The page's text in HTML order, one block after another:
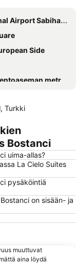
Sabiha Gokcen
Side
metroasema
Station
Camii
Parki
Turkki
Bostanci
uima-allas?
La Cielo Suites
pysäköintiä
on sisään- ja
muuttuvat
aina löydä